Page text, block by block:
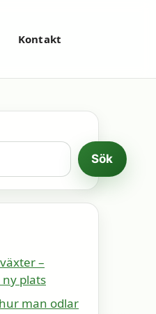
Kontakt
Sök
–
plats
man odlar